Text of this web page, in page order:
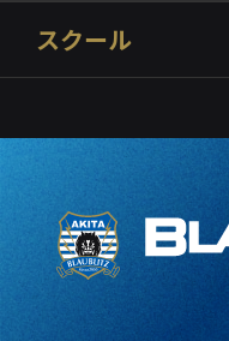
スクール